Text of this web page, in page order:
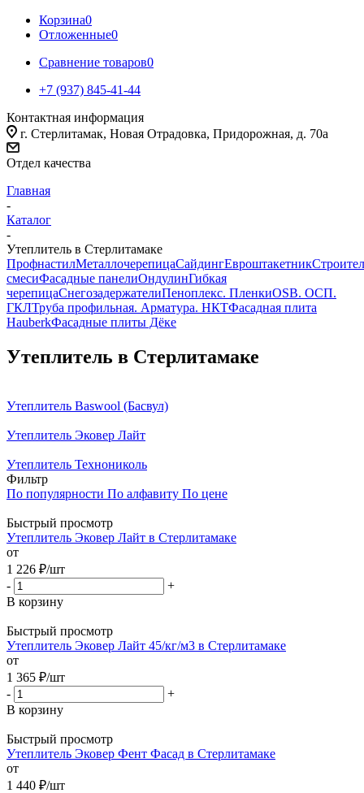
Корзина0
Отложенные0
Сравнение товаров0
+7 (937) 845-41-44
Контактная информация
г. Стерлитамак, Новая Отрадовка, Придорожная, д. 70а
Отдел качества
Главная
-
Каталог
-
Утеплитель в Стерлитамаке
ПрофнастилМеталлочерепицаСайдингЕвроштакетник
смесиФасадные панелиОндулинГибкая
черепицаСнегозадержателиПеноплекс. ПленкиOSB. ОСП.
ГКЛТруба профильная. Арматура. НКТФасадная плита
HauberkФасадные плиты Дёке
Утеплитель в Стерлитамаке
Утеплитель Baswool (Басвул)
Утеплитель Эковер Лайт
Утеплитель Технониколь
Фильтр
По популярности По алфавиту По цене
Быстрый просмотр
Утеплитель Эковер Лайт в Стерлитамаке
от
1 226 ₽/шт
-
+
В корзину
Быстрый просмотр
Утеплитель Эковер Лайт 45/кг/м3 в Стерлитамаке
от
1 365 ₽/шт
-
+
В корзину
Быстрый просмотр
Утеплитель Эковер Фент Фасад в Стерлитамаке
от
1 440 ₽/шт